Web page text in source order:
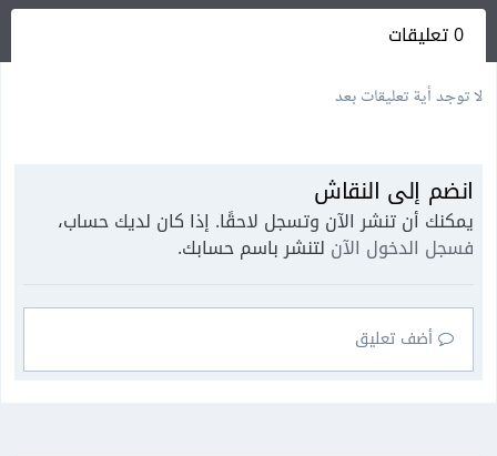
0 تعليقات
لا توجد أية تعليقات بعد
انضم إلى النقاش
يمكنك أن تنشر الآن وتسجل لاحقًا. إذا كان لديك حساب،
فسجل الدخول الآن لتنشر باسم حسابك.
أضف تعليق